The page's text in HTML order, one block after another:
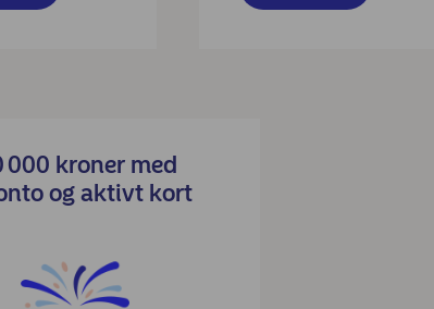
000 kroner med
og aktivt kort